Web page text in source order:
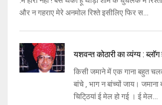
और न गहराए मेरे अनमोल रिश्ते इसीलिए फिर स...
यशवन्त कोठारी का व्यंग्य :
किसी जमाने में एक गाना बहुत
बांचे , भाग न बांच्‍यों जाय।
चिटि्‌ठयां ई मेल हो गई । ई मेल...